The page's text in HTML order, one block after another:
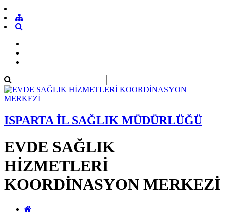
ISPARTA İL SAĞLIK MÜDÜRLÜĞÜ
EVDE SAĞLIK
HİZMETLERİ
KOORDİNASYON MERKEZİ